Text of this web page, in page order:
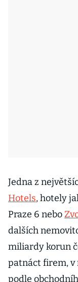
Jedna z
Hotels, hotely
Praze 6 nebo
dalších
miliardy korun
patnáct firem,
podle